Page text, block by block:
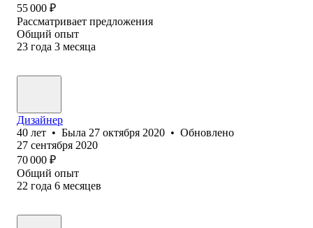
55 000 ₽
Рассматривает предложения
Общий опыт
23 года 3 месяца
Дизайнер
40 лет • Была 27 октября 2020 • Обновлено
27 сентября 2020
70 000 ₽
Общий опыт
22 года 6 месяцев